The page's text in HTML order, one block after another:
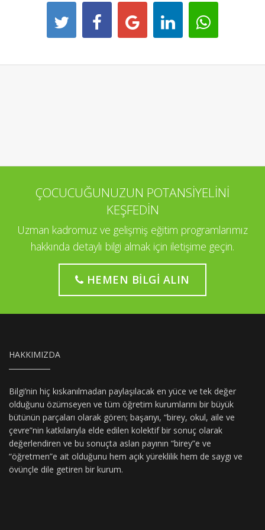
ÇOCUCUĞUNUZUN POTANSİYELİNİ
KEŞFEDİN
Uzman kadromuz ve gelişmiş eğitim programlarımız
hakkında detaylı bilgi almak için iletişime geçin.
HEMEN BILGI ALIN
HAKKIMIZDA
Bilgi’nin hiç kıskanılmadan paylaşılacak en yüce ve tek değer
olduğunu özümseyen ve tüm öğretim kurumlarını bir büyük
bütünün parçaları olarak gören; başarıyı, “birey, okul, aile ve
çevre”nin katkılarıyla elde edilen kolektif bir sonuç olarak
değerlendiren ve bu sonuçta aslan payının “birey”e ve
“öğretmen”e ait olduğunu hem açık yüreklilik hem de saygı ve
övünçle dile getiren bir kurum.